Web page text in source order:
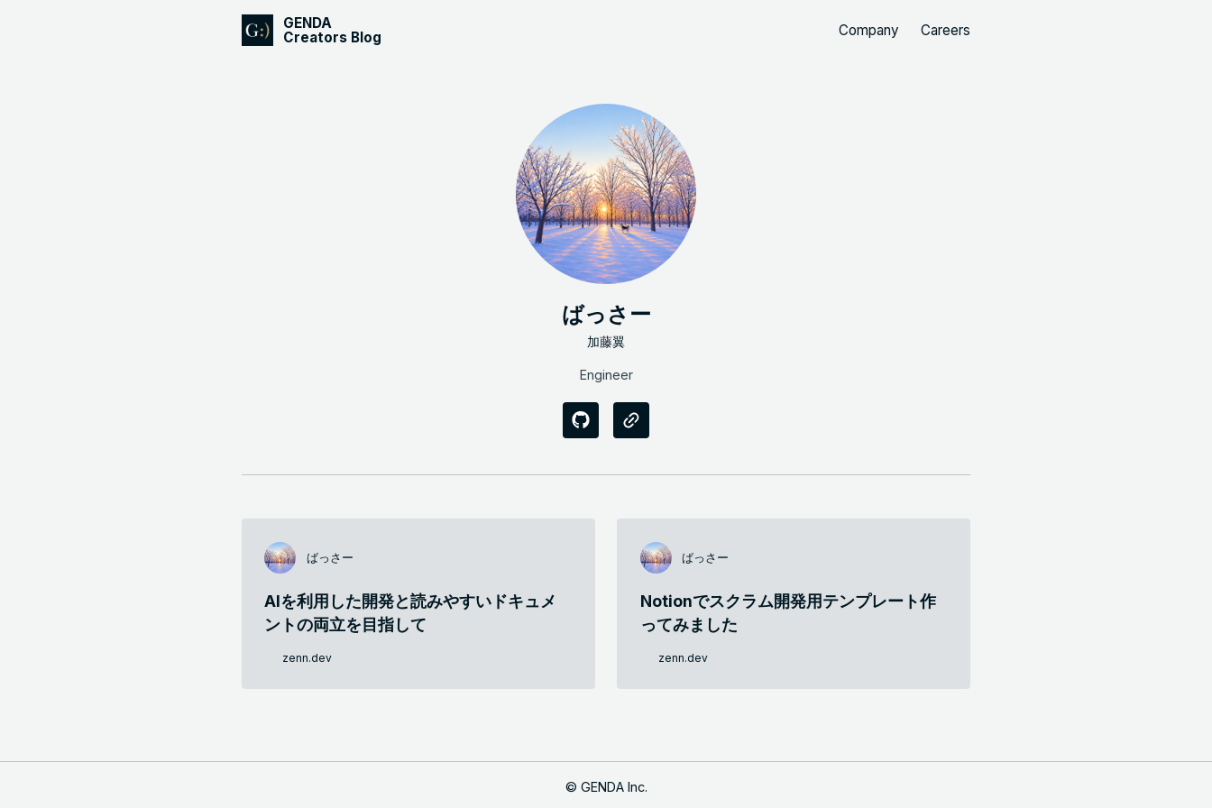
GENDA
Creators Blog
Company Careers
ばっさー
加藤翼
Engineer
ばっさー
AIを利用した開発と読みやすいドキュメ
ントの両立を目指して
zenn.dev
ばっさー
Notionでスクラム開発用テンプレート作
ってみました
zenn.dev
© GENDA Inc.